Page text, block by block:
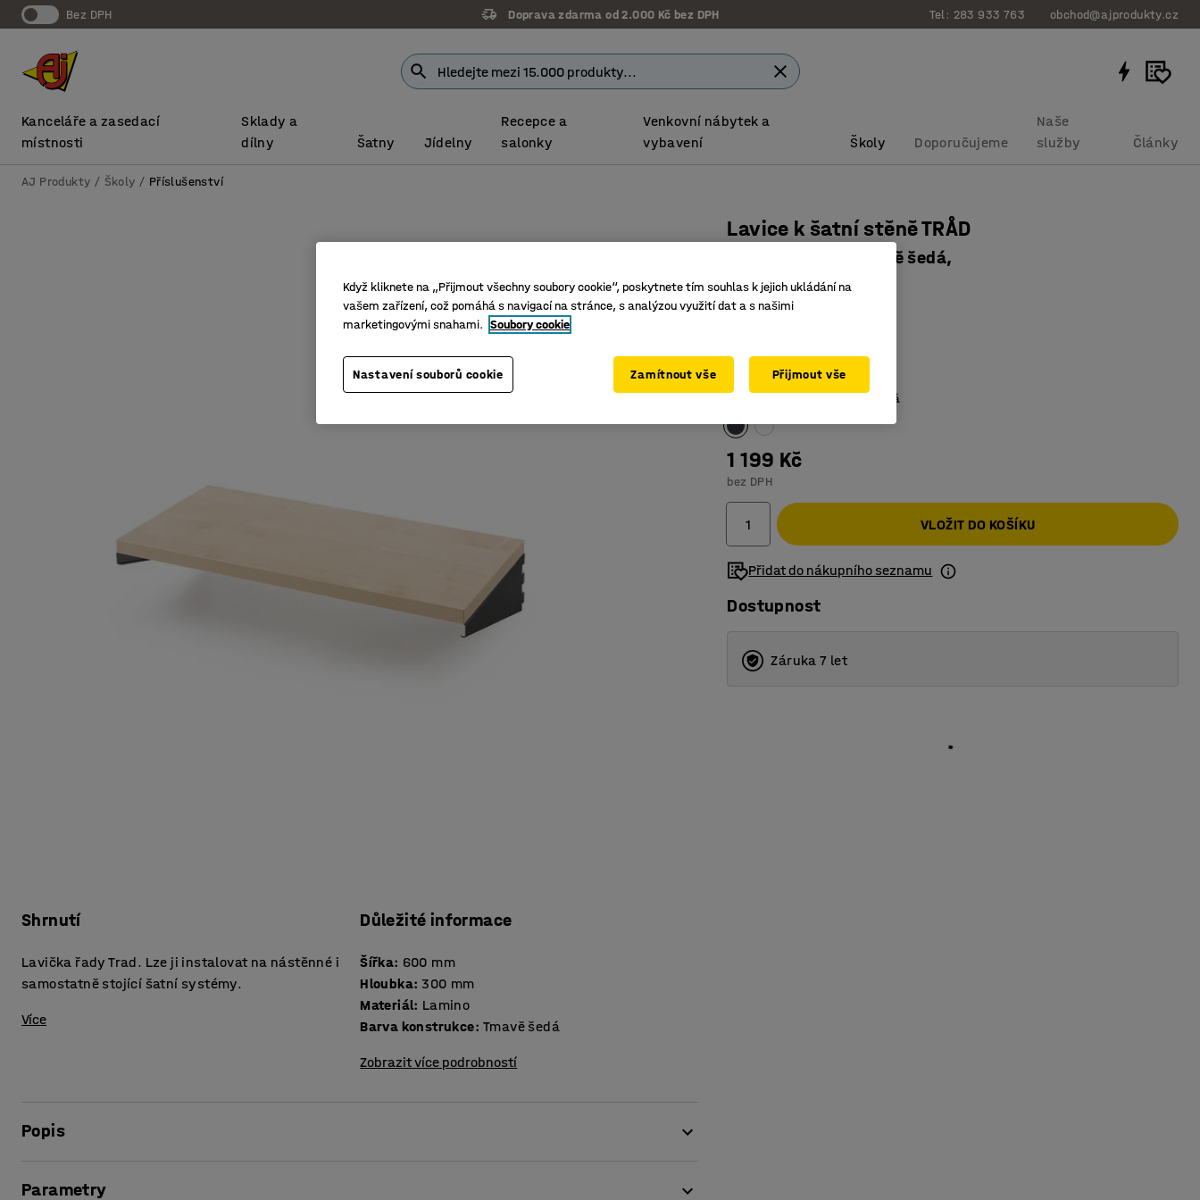
bez DPH Doprava zdarma od 2.000 Kč bez DPH Tel: 283 933 763 obchod@ajprodukty.cz
Kanceláře a zasedací
místnosti
Sklady a
dílny
Šatny Jídelny
Recepce a
salonky
Venkovní nábytek a
vybavení
Školy Doporučujeme
Naše
služby
Články
AJ Produkty Školy Příslušenství
Shrnutí
Lavička řady Trad. Lze ji instalovat na nástěnné i
samostatně stojící šatní systémy.
Více
Důležité informace
Šířka: 600 mm
Hloubka: 300 mm
Materiál: Lamino
Barva konstrukce: Tmavě šedá
Zobrazit více podrobností
Popis
úsporné řešení, které lze snadno přizpůsobovat. Lavici můžete díky jejímu provedení umístit do
Parametry
Lavice k šatní stěně TRÅD
600 mm, bříza/tmavě šedá,
Číslo výrobku:378072
Lze výškově přizpůsobit
Tmavě šedá
1 199 Kč
bez DPH
VLOŽIT DO KOŠÍKU
Přidat do nákupního seznamu
Dostupnost
Záruka 7 let
Když kliknete na „Přijmout všechny soubory cookie“, poskytnete tím souhlas k jejich ukládání na
vašem zařízení, což pomáhá s navigací na stránce, s analýzou využití dat a s našimi
marketingovými snahami. Soubory cookie
Nastavení souborů cookie Zamítnout vše Přijmout vše